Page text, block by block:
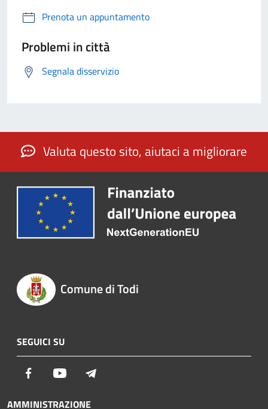
Prenota un appuntamento
Problemi in città
Segnala disservizio
Valuta questo sito, aiutaci a migliorare
Comune di Todi
SEGUICI SU
Facebook Youtube
AMMINISTRAZIONE